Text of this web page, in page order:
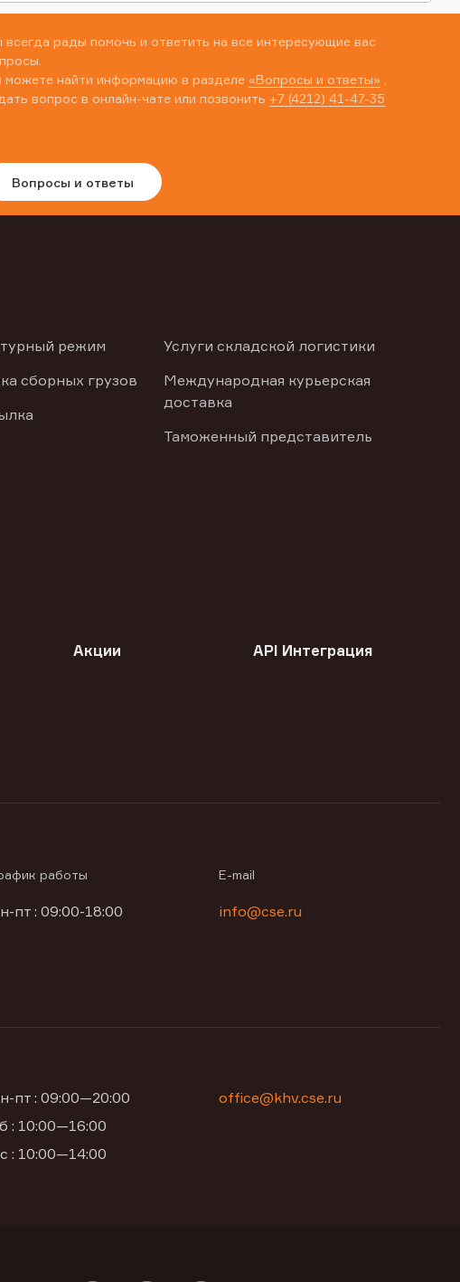
всегда рады помочь и ответить на все интересующие вас
можете найти информацию в разделе «Вопросы и ответы»
вопрос в онлайн-чате или позвонить +7 (4212) 41-47-35
Вопросы и ответы
режим
сборных грузов
Услуги складской логистики
Международная курьерская
доставка
Таможенный представитель
Акции API Интеграция
работы
пт : 09:00-18:00
E-mail
info@cse.ru
пт : 09:00—20:00
: 10:00—16:00
: 10:00—14:00
office@khv.cse.ru